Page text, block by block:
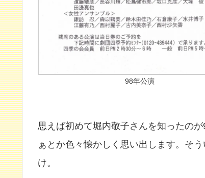
98年公演
思えば初めて堀内敬子さんを知ったの
ぁとか色々懐かしく思い出します。そ
け。